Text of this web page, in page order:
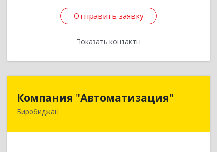
Отправить заявку
Показать контакты
Отправить заявку
Назад
Компания "Автоматизация"
Биробиджан679016, Еврейская Аобл, Биробиджан г,